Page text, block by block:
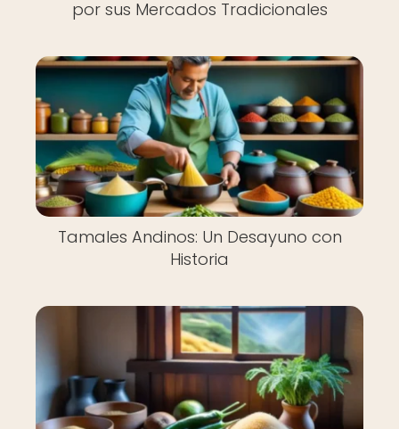
por sus Mercados Tradicionales
Tamales Andinos: Un Desayuno con
Historia